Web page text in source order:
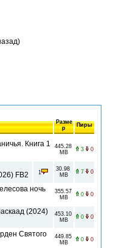
Разме
р
Пиры
Книга 1
445.28
MB
3 0
FB2
1
30.98
MB
7 0
ночь
355.57
MB
0 0
(2024)
453.10
MB
0 0
Святого
449.85
MB
0 0